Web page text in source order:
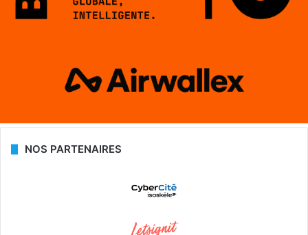
NOS PARTENAIRES